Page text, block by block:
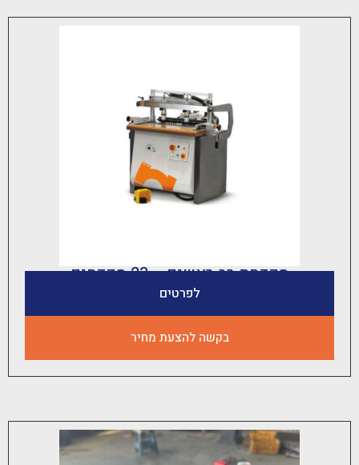
רב ראשים – 23 מקדחים
בקשה להצעת מחיר